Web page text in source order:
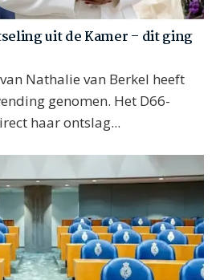
uit de Kamer – dit ging
Nathalie van Berkel heeft
genomen. Het D66-
haar ontslag...